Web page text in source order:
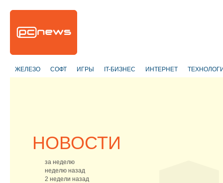
ЖЕЛЕЗО СОФТ ИГРЫ IT-БИЗНЕС ИНТЕРНЕТ
НОВОСТИ
за неделю
неделю назад
2 недели назад